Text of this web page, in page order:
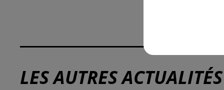
LES AUTRES ACTUALITÉS